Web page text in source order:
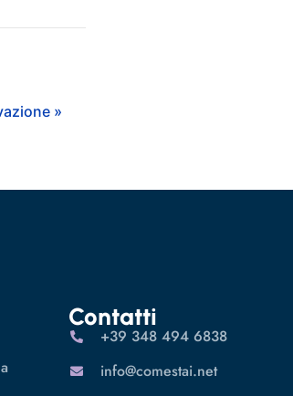
»
Contatti
‪+39 348 494 6838
info@comestai.net